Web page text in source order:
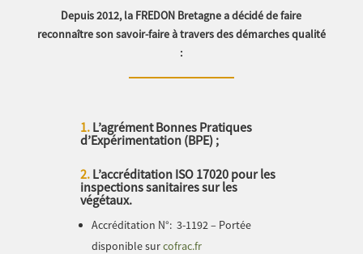
Depuis 2012, la FREDON Bretagne a décidé de faire
reconnaître son savoir-faire à travers des démarches qualité
:
1. L’agrément Bonnes Pratiques
d’Expérimentation (BPE) ;
2. L’accréditation ISO 17020 pour les
inspections sanitaires sur les
végétaux.
Accréditation N°: 3-1192 – Portée
disponible surcofrac.fr